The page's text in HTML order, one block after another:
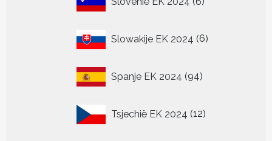
Slowakije EK 2024 6
producten
Spanje EK 2024 9494
Tsjechië EK 2024 12
producten